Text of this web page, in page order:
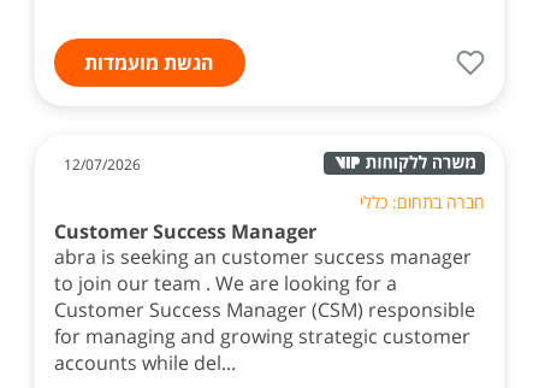
הגשת מועמדות
12/07/2026
חברה בתחום: כללי
Customer Success Manager
abra is seeking an customer success manager
to join our team . We are looking for a
Customer Success Manager (CSM) responsible
for managing and growing strategic customer
accounts while del...